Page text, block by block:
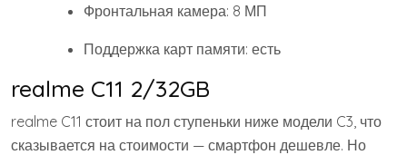
Фронтальная камера: 8 МП
Поддержка карт памяти: есть
realme C11 2/32GB
realme C11 стоит на пол ступеньки ниже модели C3, что
сказывается на стоимости — смартфон дешевле. Но